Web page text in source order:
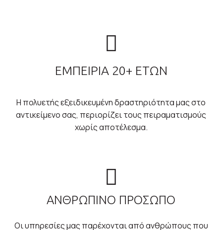
ΕΜΠΕΙΡΙΑ 20+ ΕΤΩΝ
Η πολυετής εξειδικευμένη δραστηριότητα μας στο
αντικείμενο σας, περιορίζει τους πειραματισμούς
χωρίς αποτέλεσμα.
ΑΝΘΡΩΠΙΝΟ ΠΡΟΣΩΠΟ
Οι υπηρεσίες μας παρέχονται από ανθρώπους που